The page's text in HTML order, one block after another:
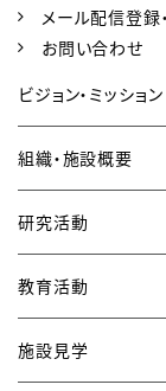
メール配信登録
お問い合わせ
ビジョン・ミッション
組織・施設概要
研究活動
教育活動
施設見学